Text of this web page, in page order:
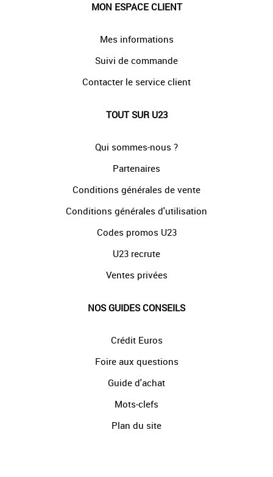
MON ESPACE CLIENT
Mes informations
Suivi de commande
Contacter le service client
TOUT SUR U23
Qui sommes-nous ?
Partenaires
Conditions générales de vente
Conditions générales d'utilisation
Codes promos U23
U23 recrute
Ventes privées
NOS GUIDES CONSEILS
Crédit Euros
Foire aux questions
Guide d'achat
Mots-clefs
Plan du site